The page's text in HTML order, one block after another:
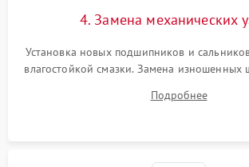
4. Замена механических
Установка новых подшипников и
влагостойкой смазки. Замена изношенных
или поврежденной резиновой
Подробнее